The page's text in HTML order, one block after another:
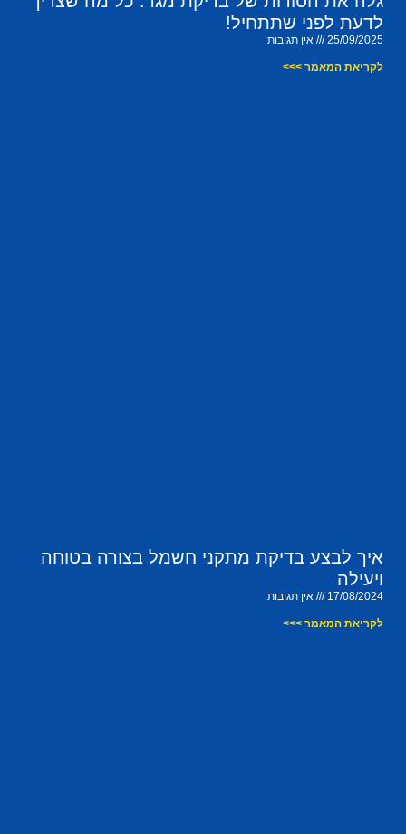
לדעת לפני שתתחיל!
25/09/2025 אין תגובות
לקריאת המאמר >>>
איך לבצע בדיקת מתקני חשמל בצורה בטוחה
ויעילה
17/08/2024 אין תגובות
לקריאת המאמר >>>